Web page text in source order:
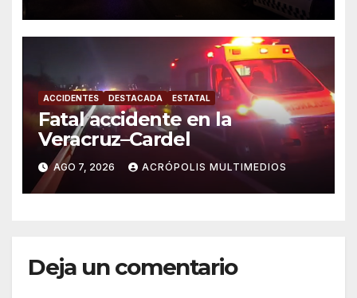
ACCIDENTES DESTACADA ESTATAL
Fatal accidente en la
Veracruz–Cardel
AGO 7, 2026 ACRÓPOLIS MULTIMEDIOS
Deja un comentario